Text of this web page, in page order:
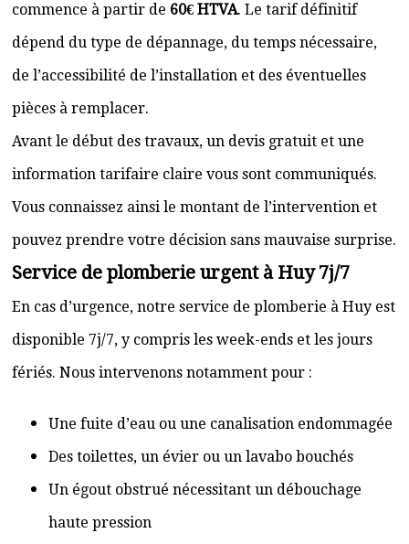
commence à partir de 60€ HTVA. Le tarif définitif
dépend du type de dépannage, du temps nécessaire,
de l’accessibilité de l’installation et des éventuelles
pièces à remplacer.
Avant le début des travaux, un devis gratuit et une
information tarifaire claire vous sont communiqués.
Vous connaissez ainsi le montant de l’intervention et
pouvez prendre votre décision sans mauvaise surprise.
Service de plomberie urgent à Huy 7j/7
En cas d’urgence, notre service de plomberie à Huy est
disponible 7j/7, y compris les week-ends et les jours
fériés. Nous intervenons notamment pour :
Une fuite d’eau ou une canalisation endommagée
Des toilettes, un évier ou un lavabo bouchés
Un égout obstrué nécessitant un débouchage
haute pression